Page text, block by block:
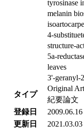
tyrosinase
melanin
4-
structure-
5a-
leaves
3'-geranyl-
タイプ
Original
紀要論文
登録日
2009.06.16
更新日
2021.03.03